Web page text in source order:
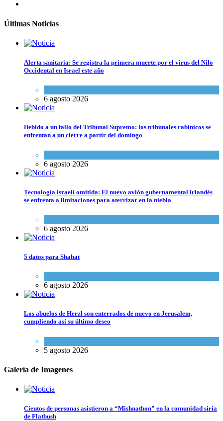
Últimas Noticias
Alerta sanitaria: Se registra la primera muerte por el virus del Nilo
Occidental en Israel este año
6 agosto 2026
Debido a un fallo del Tribunal Supremo: los tribunales rabínicos se
enfrentan a un cierre a partir del domingo
6 agosto 2026
Tecnología israelí omitida: El nuevo avión gubernamental irlandés
se enfrenta a limitaciones para aterrizar en la niebla
6 agosto 2026
5 datos para Shabat
6 agosto 2026
Los abuelos de Herzl son enterrados de nuevo en Jerusalem,
cumpliendo así su último deseo
5 agosto 2026
Galería de Imagenes
Cientos de personas asistieron a “Mishnathon” en la comunidad siria
de Flatbush